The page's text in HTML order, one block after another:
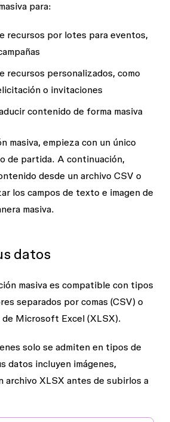
para:
recursos por lotes para eventos,
recursos personalizados, como
o invitaciones
contenido de forma masiva
masiva, empieza con un único
de partida. A continuación,
desde un archivo CSV o
los campos de texto e imagen de
masiva.
datos
masiva es compatible con tipos
separados por comas (CSV) o
de Microsoft Excel (XLSX).
solo se admiten en tipos de
datos incluyen imágenes,
archivo XLSX antes de subirlos a